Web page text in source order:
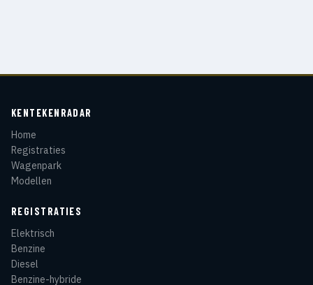
KENTEKENRADAR
Home
Registraties
Wagenpark
Modellen
REGISTRATIES
Elektrisch
Benzine
Diesel
Benzine-hybride